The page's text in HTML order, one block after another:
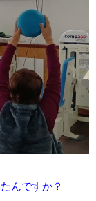
んですか？